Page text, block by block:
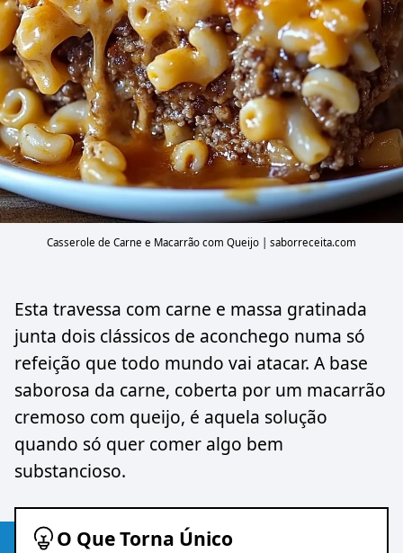
Casserole de Carne e Macarrão com Queijo | saborreceita.com
Esta travessa com carne e massa gratinada
junta dois clássicos de aconchego numa só
refeição que todo mundo vai atacar. A base
saborosa da carne, coberta por um macarrão
cremoso com queijo, é aquela solução
quando só quer comer algo bem
substancioso.
O Que Torna Único